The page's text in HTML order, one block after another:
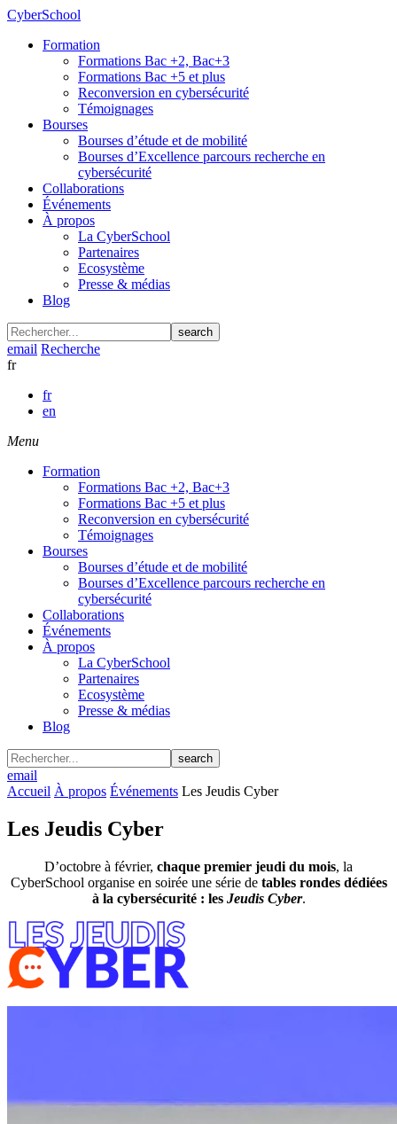
CyberSchool
Formation
Formations Bac +2, Bac+3
Formations Bac +5 et plus
Reconversion en cybersécurité
Témoignages
Bourses
Bourses d’étude et de mobilité
Bourses d’Excellence parcours recherche en
cybersécurité
Collaborations
Événements
À propos
La CyberSchool
Partenaires
Ecosystème
Presse & médias
Blog
search
email Recherche
fr
fr
en
Menu
Formation
Formations Bac +2, Bac+3
Formations Bac +5 et plus
Reconversion en cybersécurité
Témoignages
Bourses
Bourses d’étude et de mobilité
Bourses d’Excellence parcours recherche en
cybersécurité
Collaborations
Événements
À propos
La CyberSchool
Partenaires
Ecosystème
Presse & médias
Blog
search
email
Accueil À propos Événements Les Jeudis Cyber
Les Jeudis Cyber
D’octobre à février, chaque premier jeudi du mois, la
CyberSchool organise en soirée une série de tables rondes dédiées
à la cybersécurité : les Jeudis Cyber.